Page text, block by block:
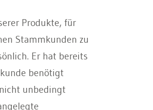
Produkte, für
Stammkunden zu
Er hat bereits
benötigt
unbedingt